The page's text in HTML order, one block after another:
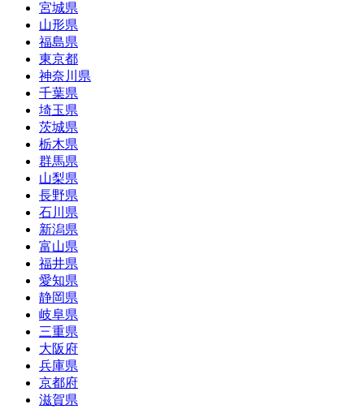
宮城県
山形県
福島県
東京都
神奈川県
千葉県
埼玉県
茨城県
栃木県
群馬県
山梨県
長野県
石川県
新潟県
富山県
福井県
愛知県
静岡県
岐阜県
三重県
大阪府
兵庫県
京都府
滋賀県